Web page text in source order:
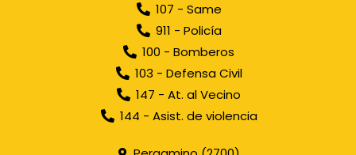
107 - Same
911 - Policía
100 - Bomberos
103 - Defensa Civil
147 - At. al Vecino
144 - Asist. de violencia